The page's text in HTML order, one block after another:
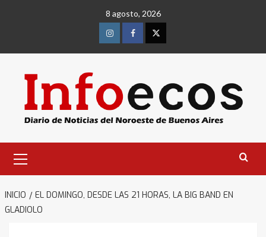
8 agosto, 2026
InstagramFacebookTwitter
primario
INICIO
EL DOMINGO, DESDE LAS 21 HORAS, LA BIG BAND EN
GLADIOLO